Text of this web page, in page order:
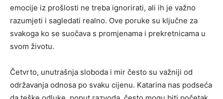
emocije iz prošlosti ne treba ignorirati, ali ih je važno
razumjeti i sagledati realno. Ove poruke su ključne za
svakoga ko se suočava s promjenama i prekretnicama u
svom životu.
Četvrto, unutrašnja sloboda i mir često su važniji od
održavanja odnosa po svaku cijenu. Katarina nas podseća